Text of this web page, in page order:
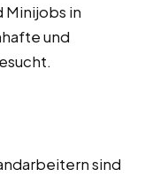
Minijobs in
und
sind